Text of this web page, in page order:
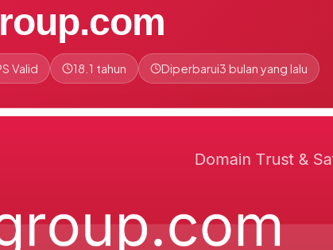
Valid 18.1 tahun Diperbarui3 bulan yang lalu